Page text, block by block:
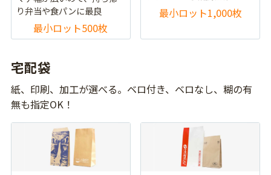
り弁当や食パンに最良
最小ロット500枚
最小ロット1,000枚
宅配袋
紙、印刷、加工が選べる。ベロ付き、ベロなし、糊の有
無も指定OK！